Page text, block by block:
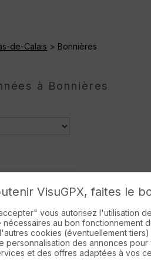
de-Calais > Bonnières
à Bonnières
VisuGPX, faites le
vous autorisez l'utilisation
au bon fonctionnement
cookies (éventuellement
personnalisation des annonces pour
et des offres adaptées à vos